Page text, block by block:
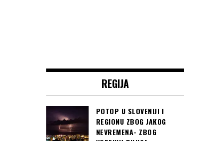
REGIJA
POTOP U SLOVENIJI I
REGIONU ZBOG JAKOG
NEVREMENA- ZBOG